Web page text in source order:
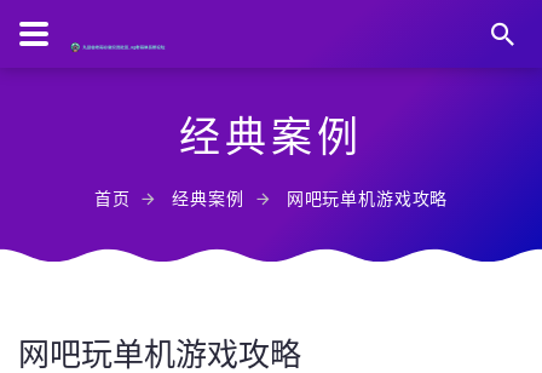
经典案例
首页 经典案例 网吧玩单机游戏攻略
网吧玩单机游戏攻略